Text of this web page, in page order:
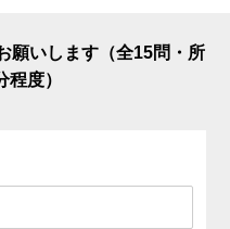
願いします（全15問・所
度）